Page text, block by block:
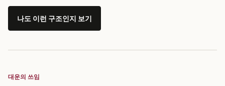
나도 이런 구조인지 보기
대운의 쓰임